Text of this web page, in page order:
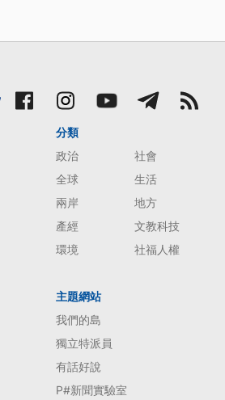
分類
政治
社會
全球
生活
兩岸
地方
產經
文教科技
環境
社福人權
主題網站
我們的島
獨立特派員
有話好說
P#新聞實驗室